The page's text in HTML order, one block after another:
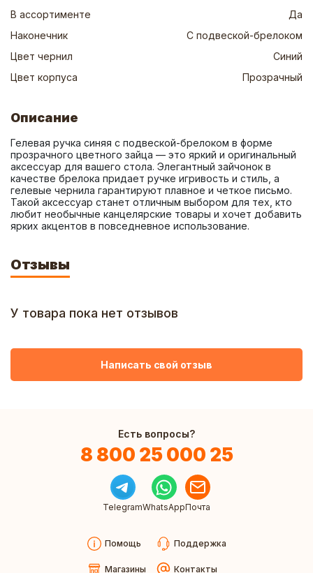
В ассортименте
Да
Наконечник
С подвеской-брелоком
Цвет чернил
Синий
Цвет корпуса
Прозрачный
Описание
Гелевая ручка синяя с подвеской-брелоком в форме
прозрачного цветного зайца — это яркий и оригинальный
аксессуар для вашего стола. Элегантный зайчонок в
качестве брелока придает ручке игривость и стиль, а
гелевые чернила гарантируют плавное и четкое письмо.
Такой аксессуар станет отличным выбором для тех, кто
любит необычные канцелярские товары и хочет добавить
ярких акцентов в повседневное использование.
Отзывы
У товара пока нет отзывов
Написать свой отзыв
Есть вопросы?
8 800 25 000 25
TelegramWhatsAppПочта
Помощь Поддержка
Магазины Контакты